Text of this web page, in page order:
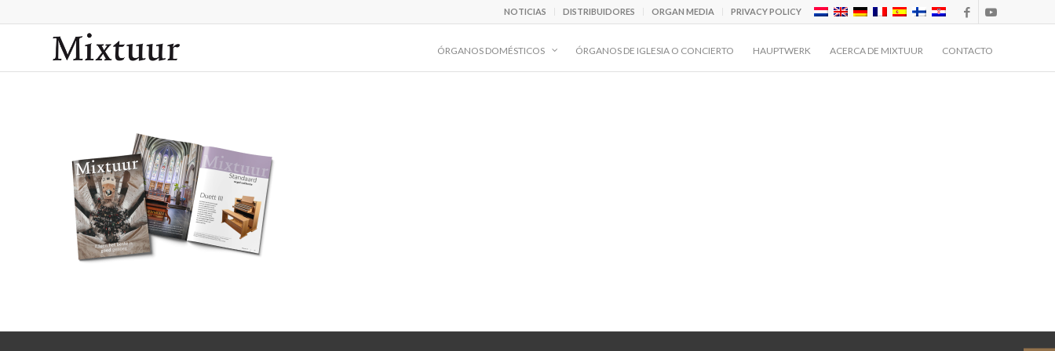
NOTICIAS DISTRIBUIDORES ORGAN MEDIA PRIVACY POLICY
ÓRGANOS DOMÉSTICOS ÓRGANOS DE IGLESIA O CONCIERTO HAUPTWERK ACERCA DE MIXTUUR CONTACTO